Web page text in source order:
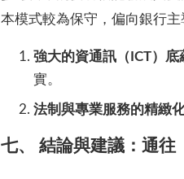
本模式較為保守，偏向銀行
強大的資通訊（ICT）底
實。
法制與專業服務的精緻化
七、 結論與建議：通往